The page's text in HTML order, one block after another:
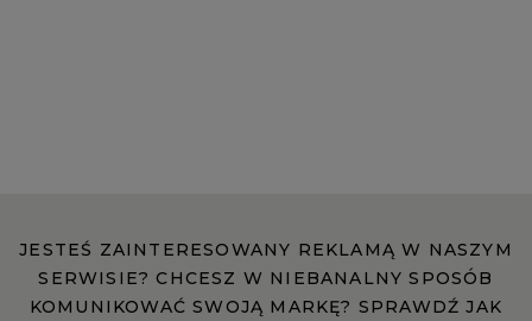
JESTEŚ ZAINTERESOWANY REKLAMĄ W NASZYM
SERWISIE? CHCESZ W NIEBANALNY SPOSÓB
KOMUNIKOWAĆ SWOJĄ MARKĘ? SPRAWDŹ JAK